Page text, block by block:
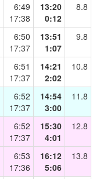
6:49
17:38
13:20
0:12
8.8
6:50
17:37
13:51
1:07
9.8
6:51
17:37
14:21
2:02
10.8
6:52
17:37
14:54
3:00
11.8
6:52
17:37
15:30
4:01
12.8
6:53
17:36
16:12
5:06
13.8